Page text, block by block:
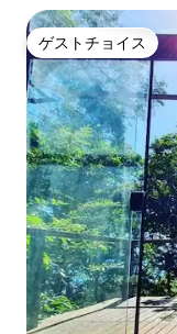
ゲストチョイス
ゲストチョイス